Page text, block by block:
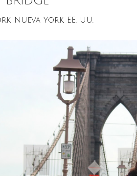
Nueva York, EE. UU.